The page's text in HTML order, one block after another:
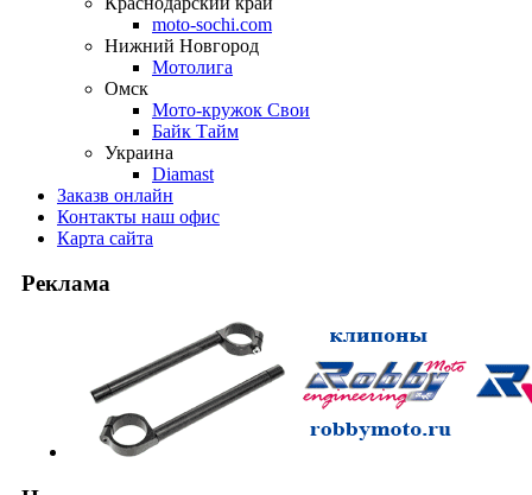
moto-sochi.com
Нижний Новгород
Мотолига
Омск
Мото-кружок Свои
Байк Тайм
Украина
Diamast
Заказв онлайн
Контакты наш офис
Карта сайта
Реклама